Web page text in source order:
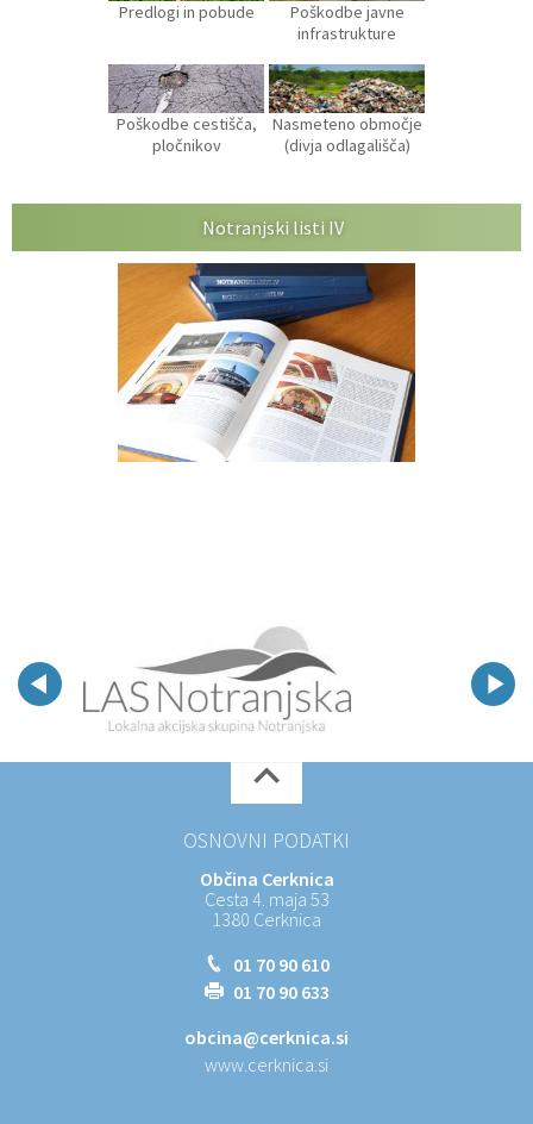
Predlogi in pobude
Poškodbe javne
infrastrukture
Poškodbe cestišča,
pločnikov
Nasmeteno območje
(divja odlagališča)
Notranjski listi IV
OSNOVNI PODATKI
Občina Cerknica
Cesta 4. maja 53
1380 Cerknica
01 70 90 610
01 70 90 633
obcina@cerknica.si
www.cerknica.si